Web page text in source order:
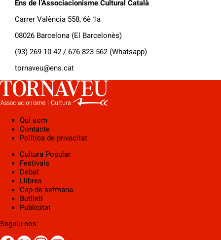
Ens de l’Associacionisme Cultural Català
Carrer València 558, 6è 1a
08026 Barcelona (El Barcelonès)
(93) 269 10 42 / 676 823 562 (Whatsapp)
tornaveu@ens.cat
Qui som
Contacte
Política de privacitat
Cultura Popular
Festivals
Debat
Llibres
Cap de setmana
Butlletí
Publicitat
Seguiu-nos: